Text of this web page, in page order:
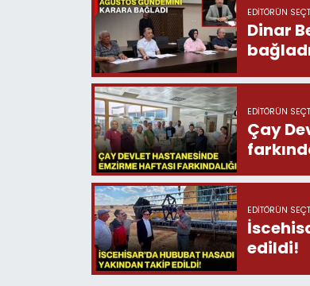
EDITÖRÜN
Dinar
EDITÖRÜN
Çay
EDITÖRÜN
edildi!